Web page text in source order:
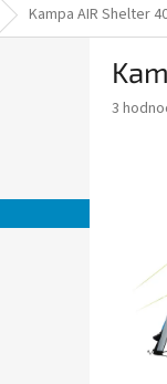
Kampa AIR Shelter
3